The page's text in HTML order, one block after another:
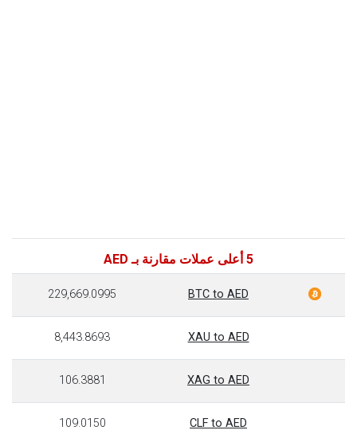
5 أعلى عملات مقارنة بـ AED
BTC to AED
229,669.0995
XAU to AED
8,443.8693
XAG to AED
106.3881
CLF to AED
109.0150